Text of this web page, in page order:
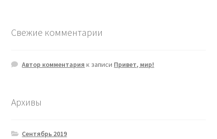
Свежие комментарии
Автор комментария к записи Привет, мир!
Архивы
Сентябрь 2019